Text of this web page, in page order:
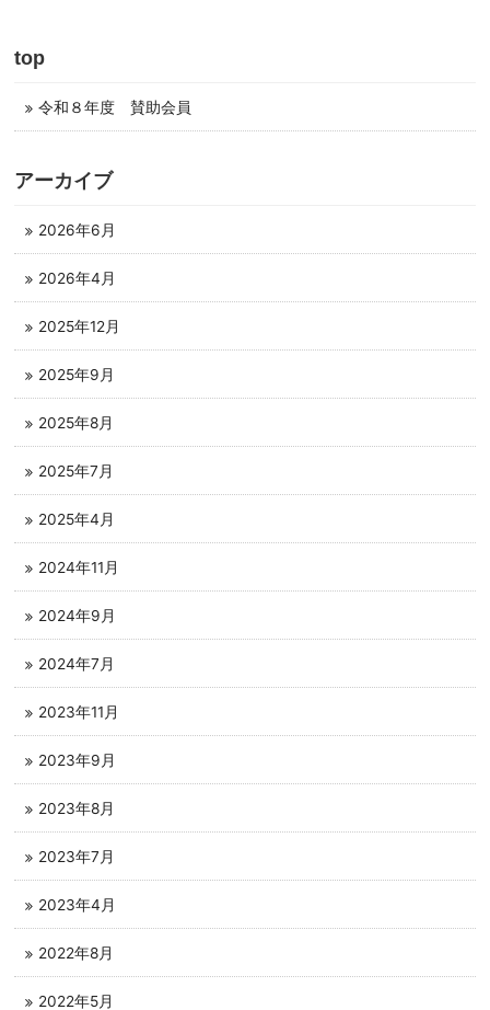
top
令和８年度 賛助会員
アーカイブ
2026年6月
2026年4月
2025年12月
2025年9月
2025年8月
2025年7月
2025年4月
2024年11月
2024年9月
2024年7月
2023年11月
2023年9月
2023年8月
2023年7月
2023年4月
2022年8月
2022年5月